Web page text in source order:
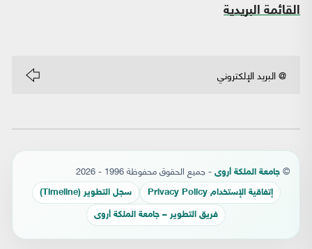
القائمة البريدية
© جامعة الملكة أروى - جميع الحقوق محفوظة 1996 - 2026
إتفاقية الإستخدام Privacy Policy سجل التطوير (Timeline)
فريق التطوير – جامعة الملكة أروى